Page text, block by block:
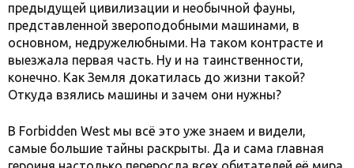
предыдущей цивилизации и необычной фауны,
представленной звероподобными машинами, в
основном, недружелюбными. На таком контрасте и
выезжала первая часть. Ну и на таинственности,
конечно. Как Земля докатилась до жизни такой?
Откуда взялись машины и зачем они нужны?
В Forbidden West мы всё это уже знаем и видели,
самые большие тайны раскрыты. Да и сама главная